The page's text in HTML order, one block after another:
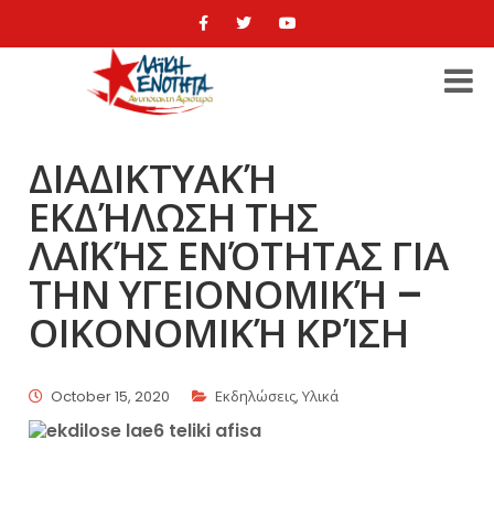
ΔΙΑΔΙΚΤΥΑΚΉ
ΕΚΔΉΛΩΣΗ ΤΗΣ
ΛΑΪΚΉΣ ΕΝΌΤΗΤΑΣ ΓΙΑ
ΤΗΝ ΥΓΕΙΟΝΟΜΙΚΉ –
ΟΙΚΟΝΟΜΙΚΉ ΚΡΊΣΗ
October 15, 2020 Εκδηλώσεις,Υλικά